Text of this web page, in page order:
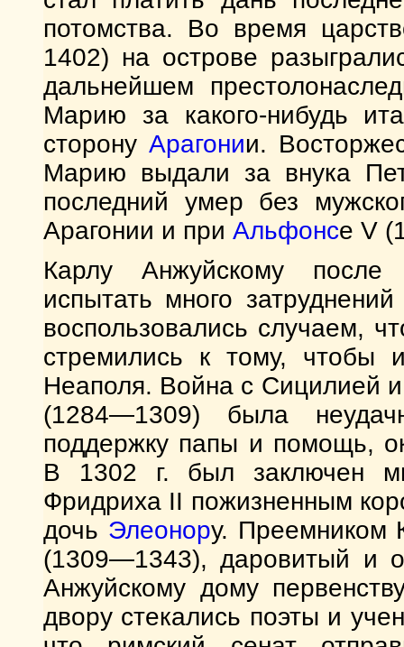
потомства. Во время
1402) на острове
дальнейшем
Марию за какого-нибудь
сторонуАрагонии.
Марию выдали за внука
последний умер без
Арагонии и при Альфонсе V
Карлу Анжуйскому после
испытать много
воспользовались случаем,
стремились к тому, чтобы
Неаполя. Война с Сицилией
(1284—1309) была
поддержку папы и помощь,
В 1302 г. был заключен
Фридриха II пожизненным
дочь Элеонору. Преемником
(1309—1343), даровитый и
Анжуйскому дому
двору стекались поэты и